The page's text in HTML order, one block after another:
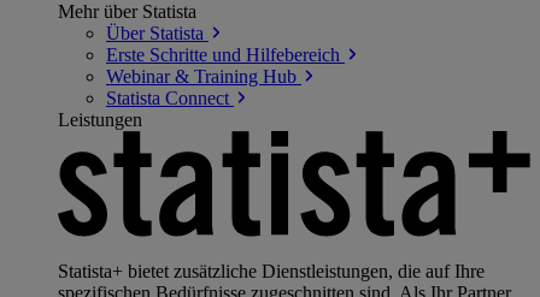
Mehr über Statista
Über Statista
Erste Schritte und Hilfebereich
Webinar & Training Hub
Statista Connect
Leistungen
Statista+ bietet zusätzliche Dienstleistungen, die auf Ihre
spezifischen Bedürfnisse zugeschnitten sind. Als Ihr Partner